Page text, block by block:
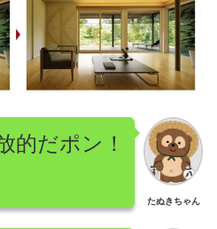
たぬきちゃん
的だポン！